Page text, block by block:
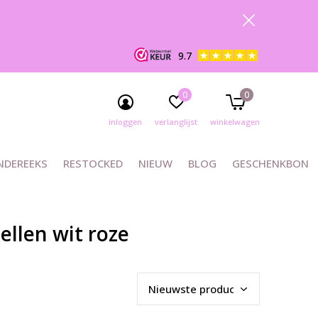
RESTOCKED NIEUW BLOG GESCHENKBON
inloggen verlanglijst
0
winkelwagen
0
9.7
wit roze